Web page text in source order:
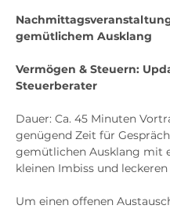
gemütlichem Ausklang
Vermögen & Steuern:
Steuerberater
Dauer: Ca. 45 Minuten
genügend Zeit für
gemütlichen Ausklang mit
kleinen Imbiss und leckeren
Um einen offenen